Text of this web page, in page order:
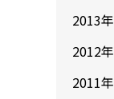
2013年
2012年
2011年